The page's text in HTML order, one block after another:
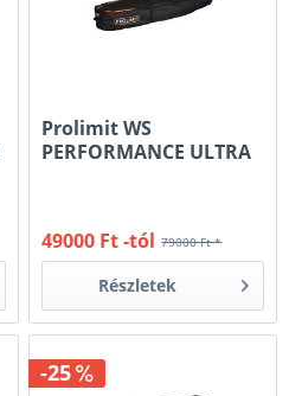
Prolimit WS
PERFORMANCE ULTRA
79000 Ft *
49000 Ft -tól
Részletek
-25